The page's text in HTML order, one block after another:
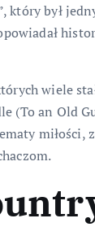
który był
wiele
(To an Old